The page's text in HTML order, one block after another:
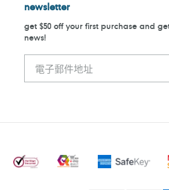
newsletter
get $50 off your first purchase and
news!